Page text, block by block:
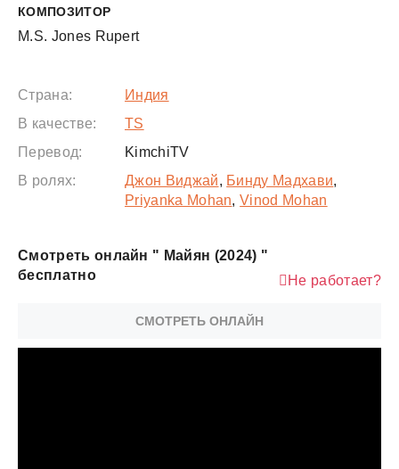
КОМПОЗИТОР
M.S. Jones Rupert
Страна:
Индия
В качестве:
TS
Перевод:
KimchiTV
В ролях:
Джон Виджай, Бинду Мадхави,
Priyanka Mohan,Vinod Mohan
Смотреть онлайн " Майян (2024) "
бесплатно
СМОТРЕТЬ ОНЛАЙН
Не работает?